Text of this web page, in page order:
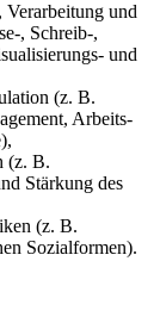
und
, Schreib-,
und
(z. B.
Arbeits-
(z. B.
Stärkung des
(z. B.
Sozialformen).